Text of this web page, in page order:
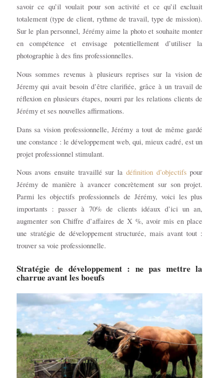
savoir ce qu’il voulait pour son activité et ce qu’il excluait
totalement (type de client, rythme de travail, type de mission).
Sur le plan personnel, Jérémy aime la photo et souhaite monter
en compétence et envisage potentiellement d’utiliser la
photographie à des fins professionnelles.
Nous sommes revenus à plusieurs reprises sur la vision de
Jéremy qui avait besoin d’être clarifiée, grâce à un travail de
réflexion en plusieurs étapes, nourri par les relations clients de
Jérémy et ses nouvelles affirmations.
Dans sa vision professionnelle, Jérémy a tout de même gardé
une constance : le développement web, qui, mieux cadré, est un
projet professionnel stimulant.
Nous avons ensuite travaillé sur la définition d’objectifs pour
Jérémy de manière à avancer concrètement sur son projet.
Parmi les objectifs professionnels de Jérémy, voici les plus
importants : passer à 70% de clients idéaux d’ici un an,
augmenter son Chiffre d’affaires de X %, avoir mis en place
une stratégie de développement structurée, mais avant tout :
trouver sa voie professionnelle.
Stratégie de développement : ne pas mettre la
charrue avant les boeufs